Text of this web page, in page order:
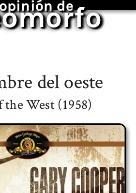
de
del oeste
West (1958)